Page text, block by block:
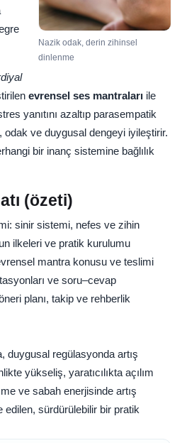
Nazik odak, derin zihinsel
dinlenme
evrensel ses mantraları ile
yanıtını azaltıp parasempatik
ve duygusal dengeyi iyileştirir.
bir inanç sistemine bağlılık
(özeti)
sinir sistemi, nefes ve zihin
ilkeleri ve pratik kurulumu
mantra konusu ve teslimi
ve soru–cevap
planı, takip ve rehberlik
duygusal regülasyonda artış
yükseliş, yaratıcılıkta açılım
ve sabah enerjisinde artış
edilen, sürdürülebilir bir pratik